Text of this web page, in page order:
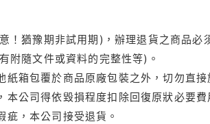
！猶豫期非試用期)，辦理退貨之商品必
附隨文件或資料的完整性等)。
箱包覆於商品原廠包裝之外，切勿直
公司得依毀損程度扣除回復原狀必要
，本公司接受退貨。